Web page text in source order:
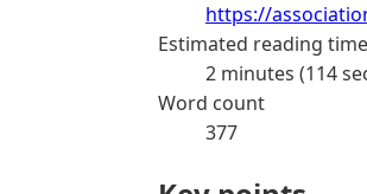
https://
Estimated reading time
2 minutes (114
Word count
377